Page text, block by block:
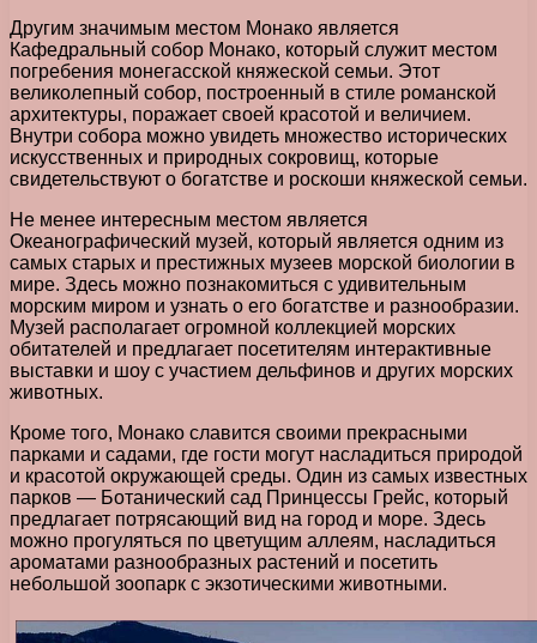
Другим значимым местом Монако является
Кафедральный собор Монако, который служит местом
погребения монегасской княжеской семьи. Этот
великолепный собор, построенный в стиле романской
архитектуры, поражает своей красотой и величием.
Внутри собора можно увидеть множество исторических
искусственных и природных сокровищ, которые
свидетельствуют о богатстве и роскоши княжеской семьи.
Не менее интересным местом является
Океанографический музей, который является одним из
самых старых и престижных музеев морской биологии в
мире. Здесь можно познакомиться с удивительным
морским миром и узнать о его богатстве и разнообразии.
Музей располагает огромной коллекцией морских
обитателей и предлагает посетителям интерактивные
выставки и шоу с участием дельфинов и других морских
животных.
Кроме того, Монако славится своими прекрасными
парками и садами, где гости могут насладиться природой
и красотой окружающей среды. Один из самых известных
парков — Ботанический сад Принцессы Грейс, который
предлагает потрясающий вид на город и море. Здесь
можно прогуляться по цветущим аллеям, насладиться
ароматами разнообразных растений и посетить
небольшой зоопарк с экзотическими животными.